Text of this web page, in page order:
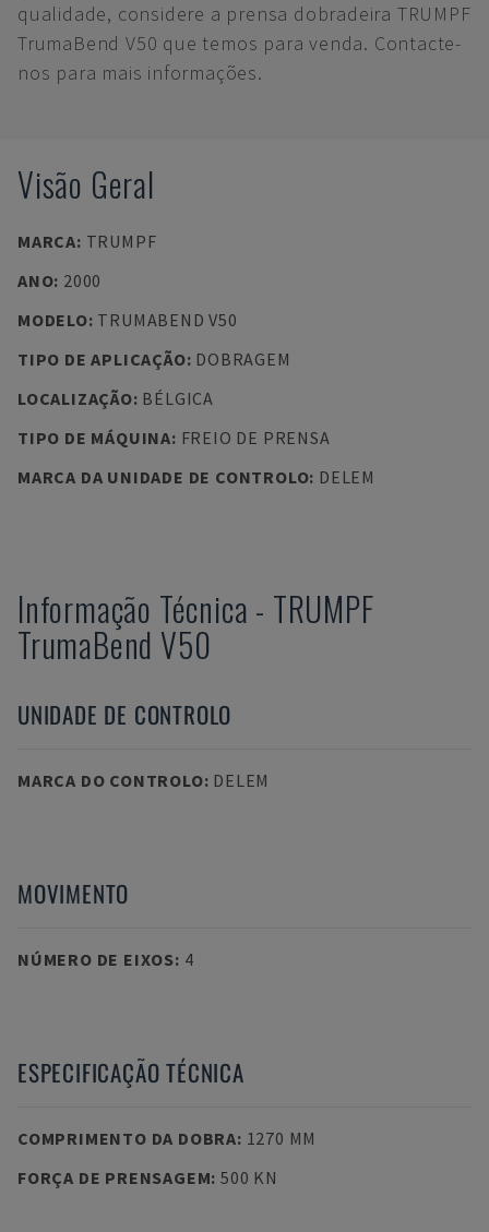
qualidade, considere a prensa dobradeira TRUMPF
TrumaBend V50 que temos para venda. Contacte-
nos para mais informações.
Visão Geral
MARCA: TRUMPF
ANO: 2000
MODELO: TRUMABEND V50
TIPO DE APLICAÇÃO: DOBRAGEM
LOCALIZAÇÃO: BÉLGICA
TIPO DE MÁQUINA: FREIO DE PRENSA
MARCA DA UNIDADE DE CONTROLO: DELEM
Informação Técnica - TRUMPF
TrumaBend V50
UNIDADE DE CONTROLO
MARCA DO CONTROLO: DELEM
MOVIMENTO
NÚMERO DE EIXOS: 4
ESPECIFICAÇÃO TÉCNICA
COMPRIMENTO DA DOBRA: 1270 MM
FORÇA DE PRENSAGEM: 500 KN